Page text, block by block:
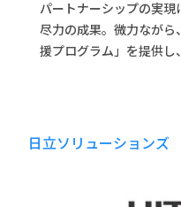
パートナーシップの実
尽力の成果。微力ながら
援プログラム」を提供し
日立ソリューションズ